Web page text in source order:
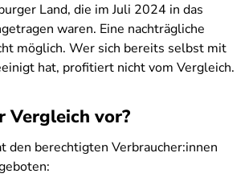
Land, die im Juli 2024 in das
waren. Eine nachträgliche
möglich. Wer sich bereits selbst mit
hat, profitiert nicht vom Vergleich.
Vergleich vor?
den berechtigten Verbraucher:innen